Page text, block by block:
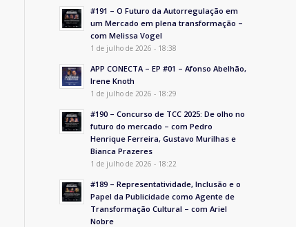
#191 – O Futuro da Autorregulação em
um Mercado em plena transformação –
com Melissa Vogel
1 de julho de 2026 - 18:38
APP CONECTA – EP #01 – Afonso Abelhão,
Irene Knoth
1 de julho de 2026 - 18:29
#190 – Concurso de TCC 2025: De olho no
futuro do mercado – com Pedro
Henrique Ferreira, Gustavo Murilhas e
Bianca Prazeres
1 de julho de 2026 - 18:22
#189 – Representatividade, Inclusão e o
Papel da Publicidade como Agente de
Transformação Cultural – com Ariel
Nobre